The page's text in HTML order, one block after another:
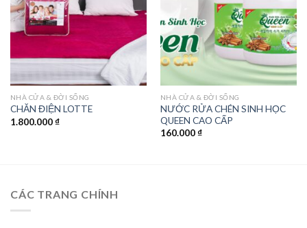
NHÀ CỬA & ĐỜI SỐNG
CHĂN ĐIỆN LOTTE
1.800.000₫
NHÀ CỬA & ĐỜI SỐNG
NƯỚC RỬA CHÉN SINH HỌC
QUEEN CAO CẤP
160.000₫
CÁC TRANG CHÍNH